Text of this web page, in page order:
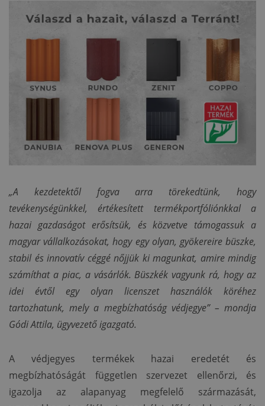
„A kezdetektől fogva arra törekedtünk, hogy
tevékenységünkkel, értékesített termékportfóliónkkal a
hazai gazdaságot erősítsük, és közvetve támogassuk a
magyar vállalkozásokat, hogy egy olyan, gyökereire büszke,
stabil és innovatív céggé nőjjük ki magunkat, amire mindig
számíthat a piac, a vásárlók. Büszkék vagyunk rá, hogy az
idei évtől egy olyan licenszet használók köréhez
tartozhatunk, mely a megbízhatóság védjegye” – mondja
Gódi Attila, ügyvezető igazgató.
A védjegyes termékek hazai eredetét és
megbízhatóságát független szervezet ellenőrzi, és
igazolja az alapanyag megfelelő származását,